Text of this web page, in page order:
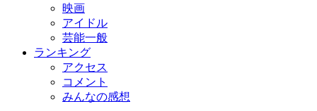
映画
アイドル
芸能一般
ランキング
アクセス
コメント
みんなの感想